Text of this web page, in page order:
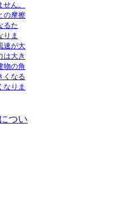
ん。
の摩擦
るた
りま
速が大
は大き
物の角
くなる
なりま
つい